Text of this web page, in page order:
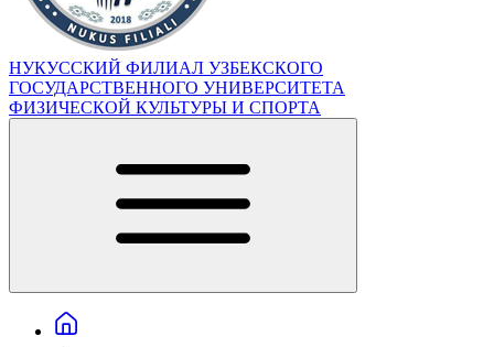
НУКУССКИЙ ФИЛИАЛ УЗБЕКСКОГО
ГОСУДАРСТВЕННОГО УНИВЕРСИТЕТА
ФИЗИЧЕСКОЙ КУЛЬТУРЫ И СПОРТА